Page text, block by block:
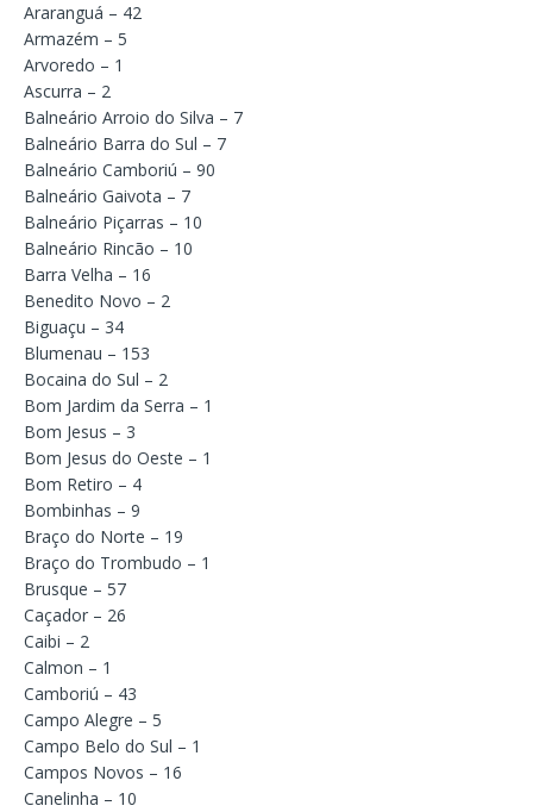
Araranguá – 42
Armazém – 5
Arvoredo – 1
Ascurra – 2
Balneário Arroio do Silva – 7
Balneário Barra do Sul – 7
Balneário Camboriú – 90
Balneário Gaivota – 7
Balneário Piçarras – 10
Balneário Rincão – 10
Barra Velha – 16
Benedito Novo – 2
Biguaçu – 34
Blumenau – 153
Bocaina do Sul – 2
Bom Jardim da Serra – 1
Bom Jesus – 3
Bom Jesus do Oeste – 1
Bom Retiro – 4
Bombinhas – 9
Braço do Norte – 19
Braço do Trombudo – 1
Brusque – 57
Caçador – 26
Caibi – 2
Calmon – 1
Camboriú – 43
Campo Alegre – 5
Campo Belo do Sul – 1
Campos Novos – 16
Canelinha – 10